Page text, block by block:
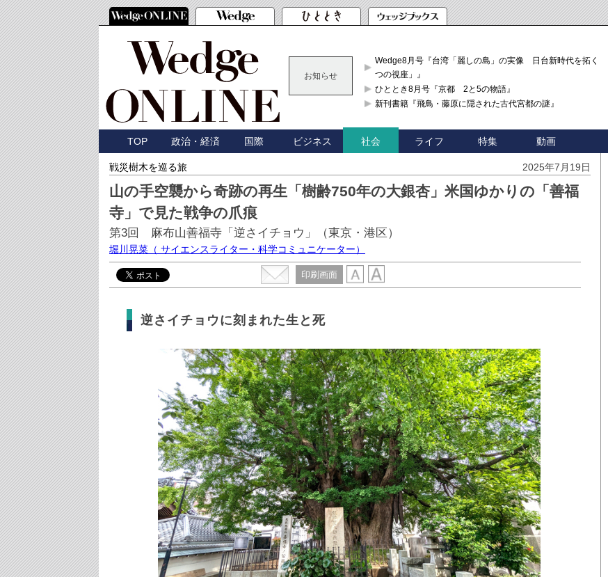
お知らせ
Wedge8月号『台湾「麗しの島」の実像 日台新時代を拓く「3
つの視座」』
ひととき8月号『京都 2と5の物語』
新刊書籍『飛鳥・藤原に隠された古代宮都の謎』
TOP 政治・経済 国際 ビジネス 社会 ライフ 特集 動画
戦災樹木を巡る旅 2025年7月19日
山の手空襲から奇跡の再生「樹齢750年の大銀杏」米国ゆかりの「善福
寺」で見た戦争の爪痕
第3回 麻布山善福寺「逆さイチョウ」（東京・港区）
堀川晃菜 （ サイエンスライター・科学コミュニケーター）
印刷画面
逆さイチョウに刻まれた生と死